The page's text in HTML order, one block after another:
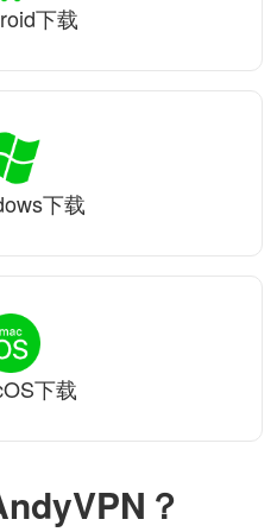
？
下载
下载
下载